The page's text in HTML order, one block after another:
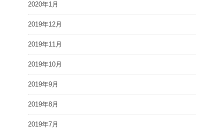
2020年1月
2019年12月
2019年11月
2019年10月
2019年9月
2019年8月
2019年7月